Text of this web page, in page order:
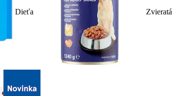
Dieťa Zvieratá